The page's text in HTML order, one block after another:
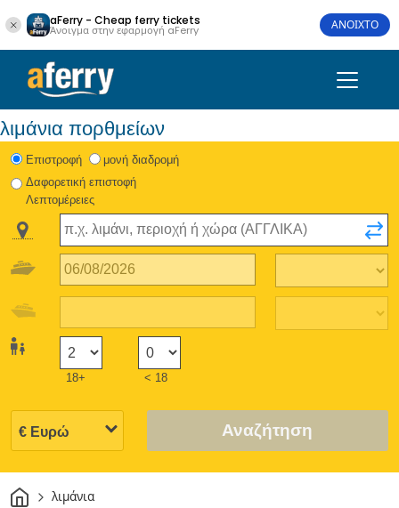
aFerry - Cheap ferry tickets
Άνοιγμα στην εφαρμογή aFerry ΑΝΟΙΧΤΟ
λιμάνια πορθμείων
Eπιστροφή
μονή διαδρομή
Δαφορετική επιστοφή
Λεπτομέρειες
18+ < 18
Αναζήτηση
Σπίτιλιμάνια